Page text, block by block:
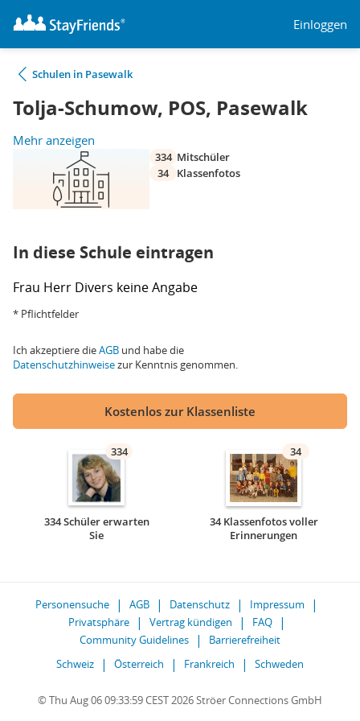
Einloggen
Schulen in Pasewalk
Tolja-Schumow, POS, Pasewalk
Mehr anzeigen
334 Mitschüler
34
Klassenfotos
In diese Schule eintragen
Frau Herr Divers keine Angabe
* Pflichtfelder
Ich akzeptiere dieAGB und habe die
Datenschutzhinweisezur Kenntnis genommen.
Kostenlos zur Klassenliste
334
334 Schüler erwarten
Sie
34
34 Klassenfotos voller
Erinnerungen
Personensuche AGB Datenschutz
Impressum
Privatsphäre
Vertrag kündigen
FAQ
Community Guidelines
Barrierefreiheit
Schweiz
Österreich Frankreich Schweden
© Thu Aug 06 09:33:59 CEST 2026 Ströer Connections GmbH